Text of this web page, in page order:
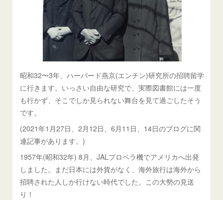
昭和32〜3年、ハーバード燕京(エンチン)研究所の招聘留学
に行きます。いっさい自由な研究で、実際図書館には一度
も行かず、そこでしか見られない舞台を見て過ごしたそう
です。
(2021年1月27日、2月12日、6月11日、14日のブログに関
連記事があります。)
1957年(昭和32年) 8月、JALプロペラ機でアメリカへ出発
しました。まだ日本には外貨がなく、海外旅行は海外から
招聘された人しか行けない時代でした。この大勢の見送
り！